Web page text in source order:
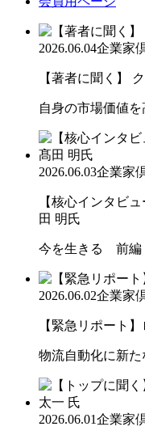
2026.06.04企業家
【著者に聞く】
自身の市場価値を
2026.06.03企業家
【核心インタビ
田 明氏
今を生きる 前編
2026.06.02企業家
【緊急リポート
物流自動化に新
2026.06.01企業家